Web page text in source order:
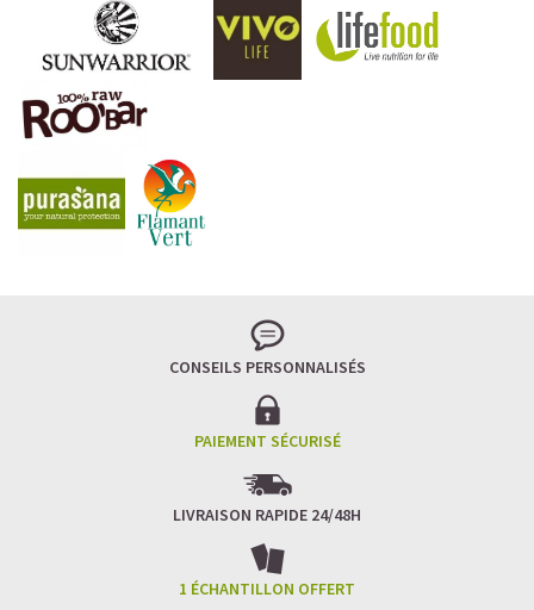
CONSEILS PERSONNALISÉS
PAIEMENT SÉCURISÉ
LIVRAISON RAPIDE 24/48H
1 ÉCHANTILLON OFFERT